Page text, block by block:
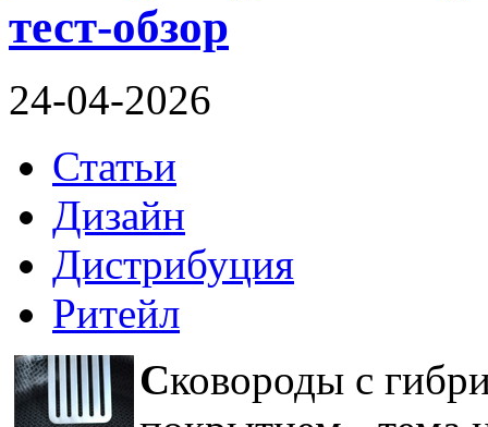
тест-обзор
24-04-2026
Статьи
Дизайн
Дистрибуция
Ритейл
Сковороды с